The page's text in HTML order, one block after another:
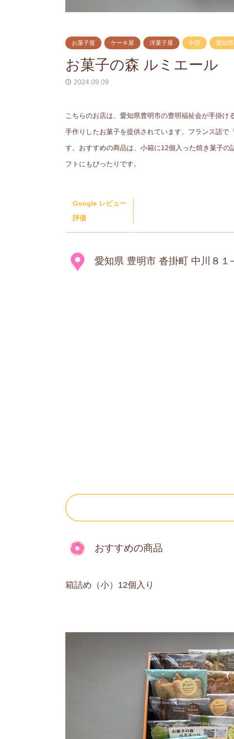
お菓子屋 ケーキ屋 洋菓子屋 中部 愛知県
お菓子の森 ルミエール
2024.09.09
こちらのお店は、愛知県豊明市の豊明福祉会が手掛
手作りしたお菓子を提供されています。フランス語で
す。おすすめの商品は、小箱に12個入った焼き菓子
フトにもぴったりです。
Google レビュー
評価
愛知県 豊明市 沓掛町 中川８１
おすすめの商品
箱詰め（小）12個入り